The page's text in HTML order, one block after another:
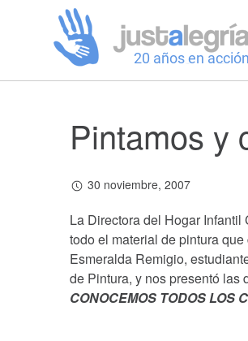
Pintamos y
30 noviembre, 2007
La Directora del Hogar
todo el material de pintura
Esmeralda Remigio,
de Pintura, y nos presentó las
CONOCEMOS TODOS LOS